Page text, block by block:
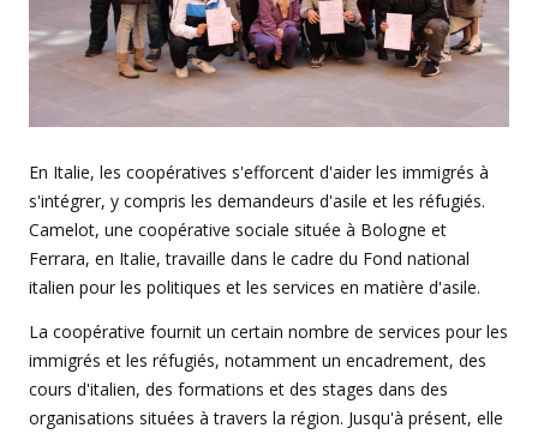
En Italie, les coopératives s'efforcent d'aider les immigrés à
s'intégrer, y compris les demandeurs d'asile et les réfugiés.
Camelot, une coopérative sociale située à Bologne et
Ferrara, en Italie, travaille dans le cadre du Fond national
italien pour les politiques et les services en matière d'asile.
La coopérative fournit un certain nombre de services pour les
immigrés et les réfugiés, notamment un encadrement, des
cours d'italien, des formations et des stages dans des
organisations situées à travers la région. Jusqu'à présent, elle